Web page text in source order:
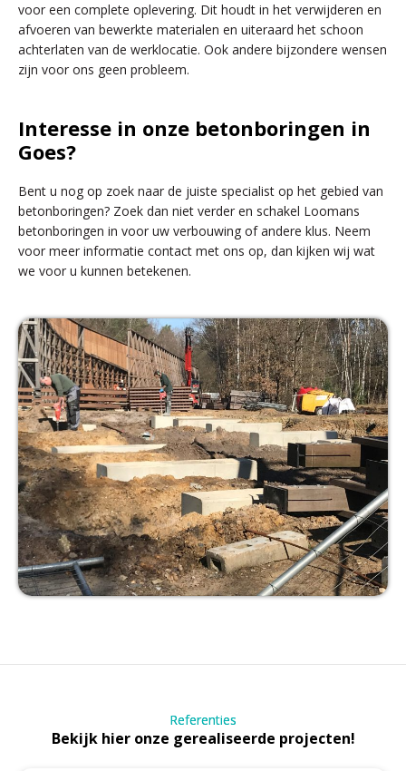
voor een complete oplevering. Dit houdt in het verwijderen en
afvoeren van bewerkte materialen en uiteraard het schoon
achterlaten van de werklocatie. Ook andere bijzondere wensen
zijn voor ons geen probleem.
Interesse in onze betonboringen in
Goes?
Bent u nog op zoek naar de juiste specialist op het gebied van
betonboringen? Zoek dan niet verder en schakel Loomans
betonboringen in voor uw verbouwing of andere klus. Neem
voor meer informatie contact met ons op, dan kijken wij wat
we voor u kunnen betekenen.
Referenties
Bekijk hier onze gerealiseerde projecten!